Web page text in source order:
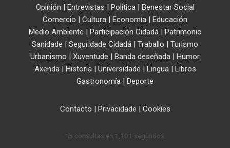
Opinión | Entrevistas | Política| Benestar Social
Comercio | Cultura | Economía | Educación
Medio Ambiente | Participación Cidadá| Patrimonio
Sanidade | Seguridade Cidadá | Traballo | Turismo
Urbanismo | Xuventude | Banda deseñada | Humor
Axenda| Historia| Universidade | Lingua| Libros
Gastronomía | Deporte
Contacto | Privacidade | Cookies
15 consultas en 1,101 segundos.